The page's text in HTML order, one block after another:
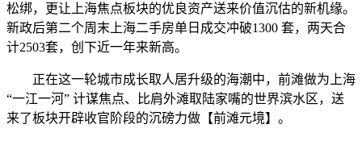
松绑，更让上海焦点板块的优良资产送来价值沉估的新机缘。
新政后第二个周末上海二手房单日成交冲破1300 套，两天合
计2503套，创下近一年来新高。
正在这一轮城市成长取人居升级的海潮中，前滩做为上海
“一江一河” 计谋焦点、比肩外滩取陆家嘴的世界滨水区，送
来了板块开辟收官阶段的沉磅力做【前滩元境】。